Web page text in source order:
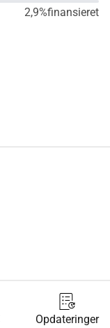
2,9%finansieret
Opdateringer